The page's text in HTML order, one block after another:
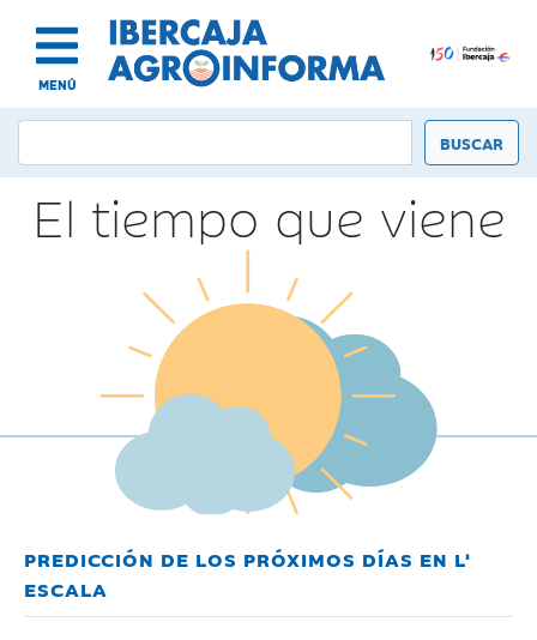
MENÚ
El tiempo que viene
PREDICCIÓN DE LOS PRÓXIMOS DÍAS EN L'
ESCALA